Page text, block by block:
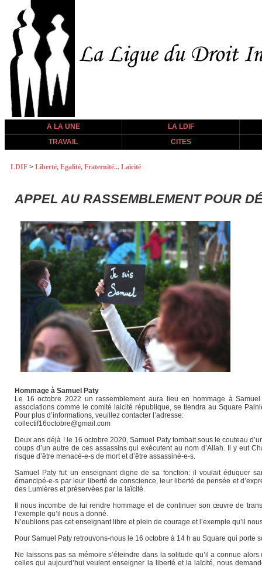
A LA UNE
LA LDIF
TRAVAIL
CITES
LDIF > Liberté, Egalité, Fraternité... Laïcité
APPEL AU RASSEMBLEMENT POUR
Hommage à Samuel Paty
Le 16 octobre 2022 un rassemblement aura lieu en hommage à
associations comme le comité laicité république, se tiendra au Square
Pour plus d’informations, veuillez contacter l’adresse:
collectif16octobre@gmail.com
Deux ans déjà ! le 16 octobre 2020, Samuel Paty tombait sous le couteau
coups d’un autre de ces assassins qui exécutent au nom d’Allah. Il y eut
risque d’être menacé-e-s de mort et d’être assassiné-e-s.
Samuel Paty fut un enseignant digne de sa fonction: il voulait éduquer
émancipé-e-s par leur liberté de conscience, leur liberté de pensée et
des Lumières et préservées par la laïcité.
Il nous incombe de lui rendre hommage et de continuer son œuvre de
l’exemple qu’il nous a donné.
N’oublions pas cet enseignant libre et plein de courage et l’exemple qu’il
Pour Samuel Paty retrouvons-nous le 16 octobre à 14 h au Square qui porte
Ne laissons pas sa mémoire s’éteindre dans la solitude qu’il a connue
celles qui aujourd’hui veulent enseigner la liberté et la laïcité, nous